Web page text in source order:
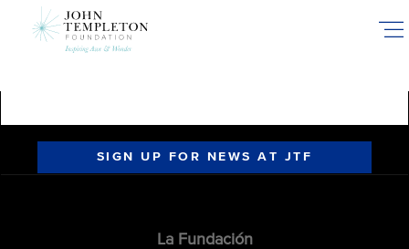
SIGN UP FOR NEWS AT JTF
La Fundación